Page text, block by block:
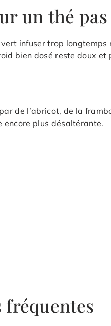
un thé
infuser trop
bien dosé reste doux et
de l’abricot, de la
encore plus désaltérante.
fréquentes